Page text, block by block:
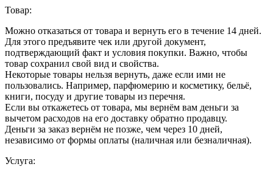
Товар:
Можно отказаться от товара и вернуть его в течение 14 дней.
Для этого предъявите чек или другой документ,
подтверждающий факт и условия покупки. Важно, чтобы
товар сохранил свой вид и свойства.
Некоторые товары нельзя вернуть, даже если ими не
пользовались. Например, парфюмерию и косметику, бельё,
книги, посуду и другие товары из перечня.
Если вы откажетесь от товара, мы вернём вам деньги за
вычетом расходов на его доставку обратно продавцу.
Деньги за заказ вернём не позже, чем через 10 дней,
независимо от формы оплаты (наличная или безналичная).
Услуга: